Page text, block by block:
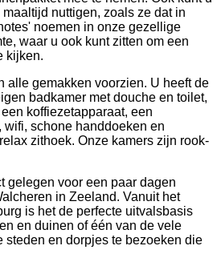
nuttigen, zoals ze dat in
noemen in onze gezellige
waar u ook kunt zitten om een
kijken.
alle gemakken voorzien. U heeft de
badkamer met douche en toilet,
koffiezetapparaat, een
wifi, schone handdoeken en
zithoek. Onze kamers zijn rook-
gelegen voor een paar dagen
in Zeeland. Vanuit het
is het de perfecte uitvalsbasis
en duinen of één van de vele
steden en dorpjes te bezoeken die